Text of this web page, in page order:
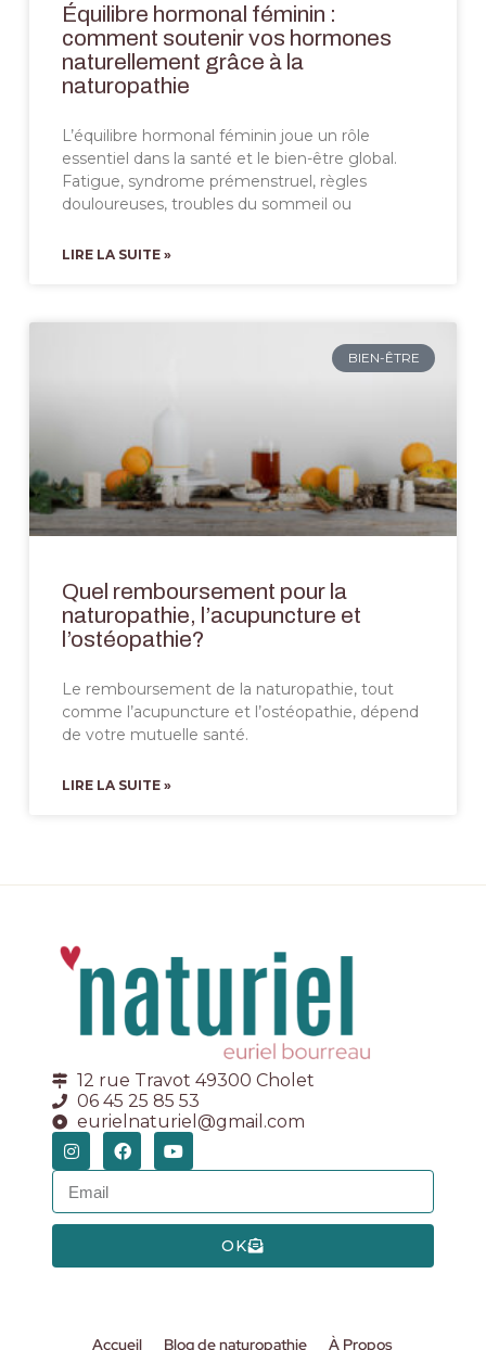
Équilibre hormonal féminin :
comment soutenir vos hormones
naturellement grâce à la
naturopathie
L’équilibre hormonal féminin joue un rôle
essentiel dans la santé et le bien-être global.
Fatigue, syndrome prémenstruel, règles
douloureuses, troubles du sommeil ou
LIRE LA SUITE »
BIEN-ÊTRE
Quel remboursement pour la
naturopathie, l’acupuncture et
l’ostéopathie?
Le remboursement de la naturopathie, tout
comme l’acupuncture et l’ostéopathie, dépend
de votre mutuelle santé.
LIRE LA SUITE »
12 rue Travot 49300 Cholet
06 45 25 85 53
eurielnaturiel@gmail.com
OK
Accueil Blog de naturopathie À Propos